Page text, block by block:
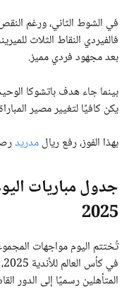
في الشوط الثاني، ورغم
بعد مجهود فردي مميز.
بينما جاء هدف باتشوكا
يكن كافيًا لتغيير مصير
بهذا الفوز، رفع ريالمدريدرصيده
جدول مباريات
2025
تُختتم اليوم مواجهات
المتأهلين رسميًا إلى الدور